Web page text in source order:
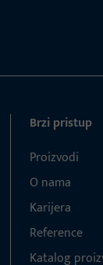
Brzi pristup
Proizvodi
O nama
Karijera
Reference
Katalog